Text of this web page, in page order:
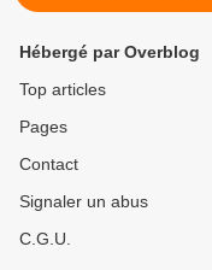
Hébergé par Overblog
Top articles
Pages
Contact
Signaler un abus
C.G.U.